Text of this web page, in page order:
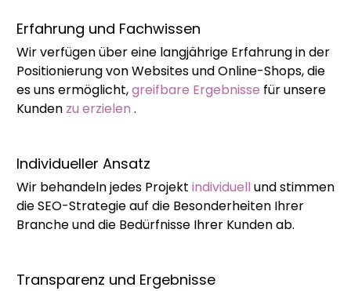
Erfahrung und Fachwissen
Wir verfügen über eine langjährige Erfahrung in der
Positionierung von Websites und Online-Shops, die
es uns ermöglicht,greifbare Ergebnisse für unsere
Kunden zu erzielen .
Individueller Ansatz
Wir behandeln jedes Projekt individuellund stimmen
die SEO-Strategie auf die Besonderheiten Ihrer
Branche und die Bedürfnisse Ihrer Kunden ab.
Transparenz und Ergebnisse